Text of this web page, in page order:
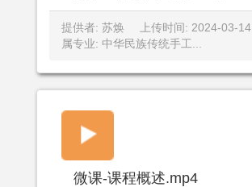
提供者: 苏焕 上传时间: 2024-03-14
属专业: 中华民族传统手工...
微课-课程概述.mp4